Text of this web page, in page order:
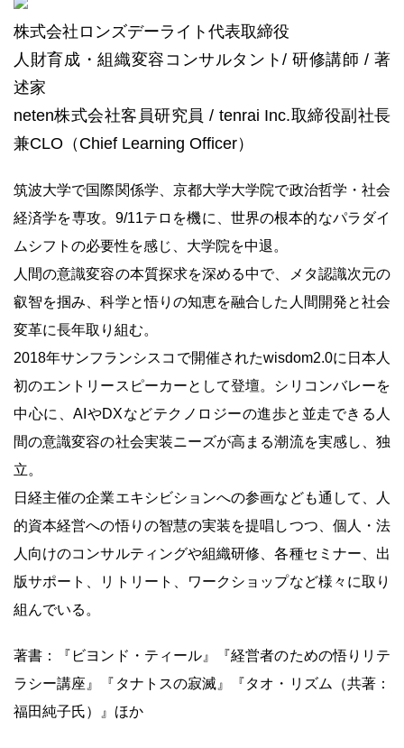
株式会社ロンズデーライト代表取締役
人財育成・組織変容コンサルタント/ 研修講師 / 著
述家
neten株式会社客員研究員 / tenrai Inc.取締役副社長
兼CLO（Chief Learning Officer）
筑波大学で国際関係学、京都大学大学院で政治哲学・社会
経済学を専攻。9/11テロを機に、世界の根本的なパラダイ
ムシフトの必要性を感じ、大学院を中退。
人間の意識変容の本質探求を深める中で、メタ認識次元の
叡智を掴み、科学と悟りの知恵を融合した人間開発と社会
変革に長年取り組む。
2018年サンフランシスコで開催されたwisdom2.0に日本人
初のエントリースピーカーとして登壇。シリコンバレーを
中心に、AIやDXなどテクノロジーの進歩と並走できる人
間の意識変容の社会実装ニーズが高まる潮流を実感し、独
立。
日経主催の企業エキシビションへの参画なども通して、人
的資本経営への悟りの智慧の実装を提唱しつつ、個人・法
人向けのコンサルティングや組織研修、各種セミナー、出
版サポート、リトリート、ワークショップなど様々に取り
組んでいる。
著書：『ビヨンド・ティール』『経営者のための悟りリテ
ラシー講座』『タナトスの寂滅』『タオ・リズム（共著：
福田純子氏）』ほか